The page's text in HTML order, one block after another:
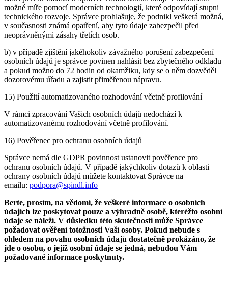
možné míře pomocí moderních technologií, které odpovídají stupni
technického rozvoje. Správce prohlašuje, že podnikl veškerá možná,
v současnosti známá opatření, aby tyto údaje zabezpečil před
neoprávněnými zásahy třetích osob.
b) v případě zjištění jakéhokoliv závažného porušení zabezpečení
osobních údajů je správce povinen nahlásit bez zbytečného odkladu
a pokud možno do 72 hodin od okamžiku, kdy se o něm dozvěděl
dozorovému úřadu a zajistit přiměřenou nápravu.
15) Použití automatizovaného rozhodování včetně profilování
V rámci zpracování Vašich osobních údajů nedochází k
automatizovanému rozhodování včetně profilování.
16) Pověřenec pro ochranu osobních údajů
Správce nemá dle GDPR povinnost ustanovit pověřence pro
ochranu osobních údajů. V případě jakýchkoliv dotazů k oblasti
ochrany osobních údajů můžete kontaktovat Správce na
emailu: podpora@spindl.info
Berte, prosím, na vědomí, že veškeré informace o osobních
údajích lze poskytovat pouze a výhradně osobě, kteréžto osobní
údaje se náleží. V důsledku této skutečnosti může Správce
požadovat ověření totožnosti Vaší osoby. Pokud nebude s
ohledem na povahu osobních údajů dostatečně prokázáno, že
jde o osobu, o jejíž osobní údaje se jedná, nebudou Vám
požadované informace poskytnuty.